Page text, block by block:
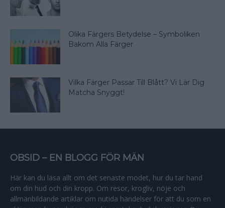
Olika Färgers Betydelse – Symboliken
Bakom Alla Färger
Vilka Färger Passar Till Blått? Vi Lär Dig
Matcha Snyggt!
OBSID – EN BLOGG FÖR MÄN
Här kan du läsa allt om det senaste modet, hur du tar hand
om din hud och din kropp. Om resor, krogliv, nöje och
allmänbildande artiklar om nutida händelser för att du som en